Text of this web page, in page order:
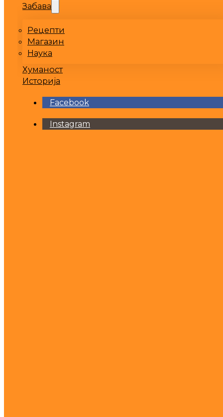
Забава
Рецепти
Магазин
Наука
Хуманост
Историја
Facebook
Instagram